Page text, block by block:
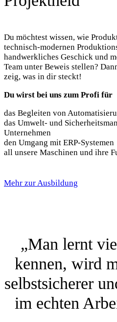
Du möchtest wissen, wie
technisch-modernen
handwerkliches Geschick und
Team unter Beweis stellen?
zeig, was in dir steckt!
Du wirst bei uns zum Profi für
das Begleiten von
das Umwelt- und
Unternehmen
den Umgang mit ERP-Systemen
all unsere Maschinen und ihre
Mehr zur Ausbildung
„Man lernt
kennen, wird
selbstsicherer
im echten